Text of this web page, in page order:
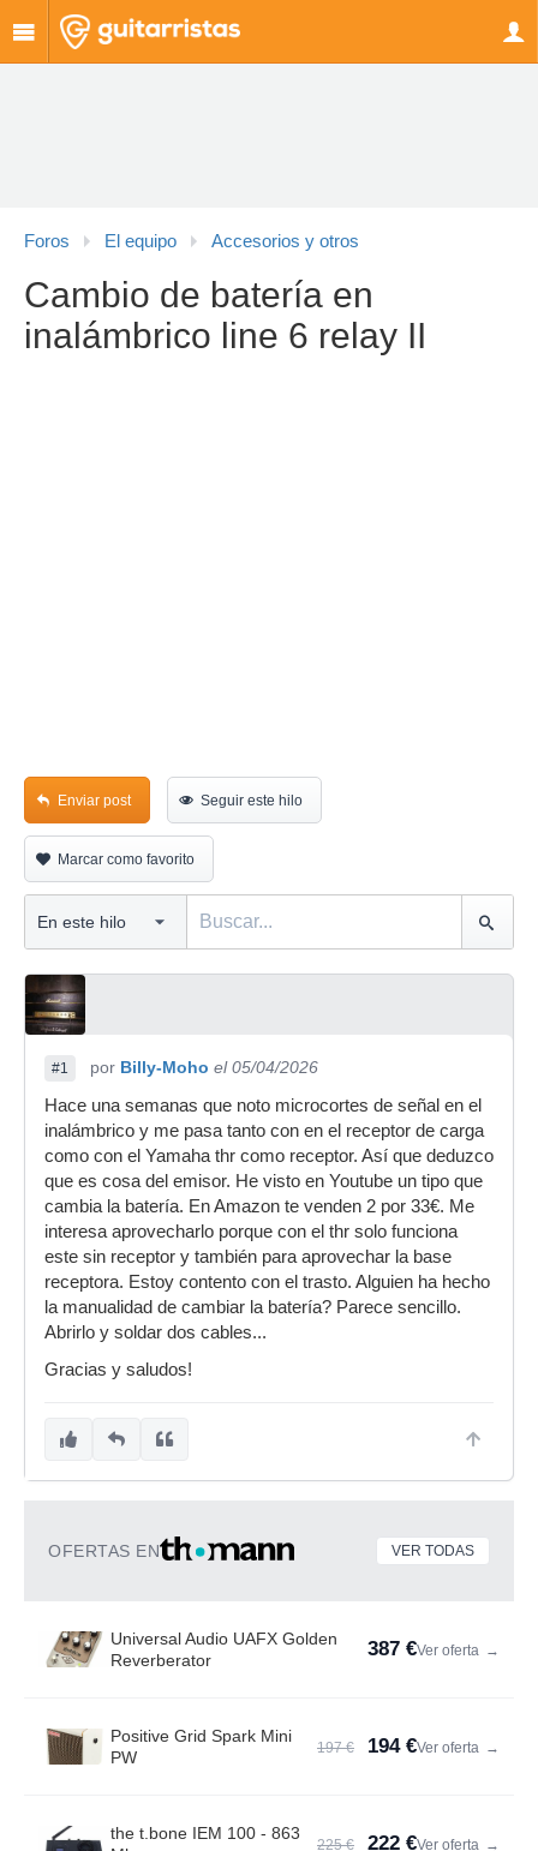
Foros El equipo Accesorios y otros
Cambio de batería en
inalámbrico line 6 relay II
Enviar post Seguir este hilo
Marcar como favorito
#1 por Billy-Moho el 05/04/2026
Hace una semanas que noto microcortes de señal en el
inalámbrico y me pasa tanto con en el receptor de carga
como con el Yamaha thr como receptor. Así que deduzco
que es cosa del emisor. He visto en Youtube un tipo que
cambia la batería. En Amazon te venden 2 por 33€. Me
interesa aprovecharlo porque con el thr solo funciona
este sin receptor y también para aprovechar la base
receptora. Estoy contento con el trasto. Alguien ha hecho
la manualidad de cambiar la batería? Parece sencillo.
Abrirlo y soldar dos cables...
Gracias y saludos!
OFERTAS EN VER TODAS
Universal Audio UAFX Golden
Reverberator
387 €Ver oferta →
Positive Grid Spark Mini
PW
197 € 194 €Ver oferta →
the t.bone IEM 100 - 863
225 € 222 €Ver oferta →